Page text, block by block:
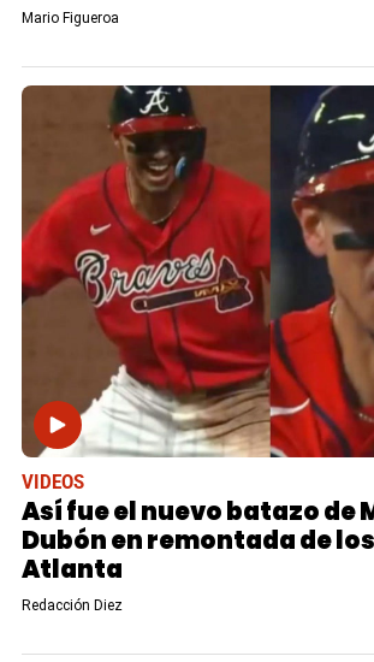
Mario Figueroa
VIDEOS
Así fue el nuevo batazo de
Dubón en remontada de
Atlanta
Redacción Diez